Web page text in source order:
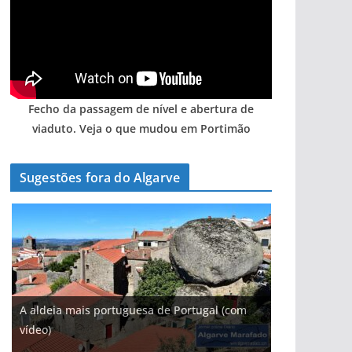
Fecho da passagem de nível e abertura de
viaduto. Veja o que mudou em Portimão
Sugestões fora do Algarve
A aldeia mais portuguesa de Portugal (com
vídeo)
As portas do rio Tejo (com vídeo)
A piscina natural com cascata
Foto do dia: a aldeia do interior do Algarve